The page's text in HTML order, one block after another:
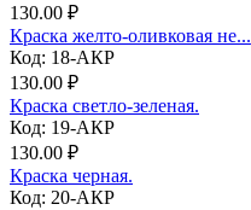
130.00 ₽
Краска желто-оливковая не...
Код: 18-АКР
130.00 ₽
Краска светло-зеленая.
Код: 19-АКР
130.00 ₽
Краска черная.
Код: 20-АКР